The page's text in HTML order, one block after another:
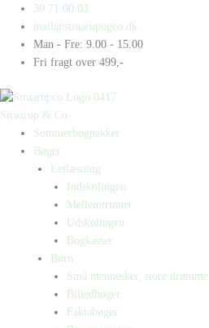
indholdet
30 71 00 03
mail@straarupogco.dk
Man - Fre: 9.00 - 15.00
Fri fragt over 499,-
Straarup & Co
Sommerbogpakker
Bøger
Letlæsning
Indskolingen
Mellemtrinnet
Udskolingen
Bogkasser
Børn
Små mennesker, store drømme
Billedbøger
Faktabøger
Products
search
Products
search